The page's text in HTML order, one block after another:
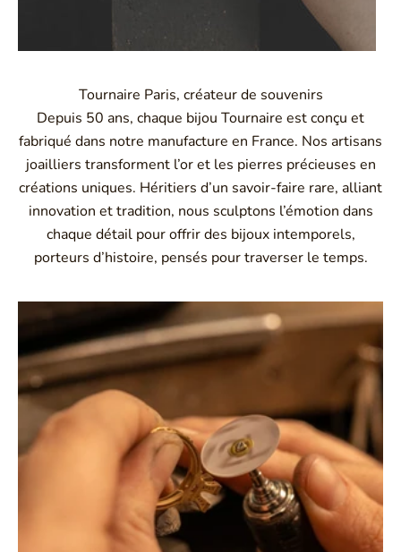
Tournaire Paris, créateur de souvenirs
Depuis 50 ans, chaque bijou Tournaire est conçu et
fabriqué dans notre manufacture en France. Nos artisans
joailliers transforment l’or et les pierres précieuses en
créations uniques. Héritiers d’un savoir-faire rare, alliant
innovation et tradition, nous sculptons l’émotion dans
chaque détail pour offrir des bijoux intemporels,
porteurs d’histoire, pensés pour traverser le temps.
Montbrison, Lyon, Paris
Philippe & mathieu tournaire
Créateurs joailliers, révolutionnent les codes de la
joaillerie traditionnelle en y apportant des formes et des
couleurs hors du commun. Au delà des modes, la